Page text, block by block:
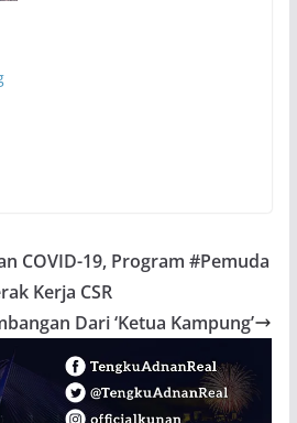
COVID-19, Program #Pemuda
Kerja CSR
Dari ‘Ketua Kampung’